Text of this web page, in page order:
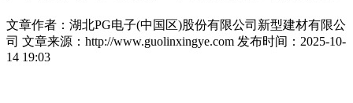
文章作者：湖北PG电子(中国区)股份有限公司新型建材有限公
司 文章来源：http://www.guolinxingye.com 发布时间：2025-10-
14 19:03